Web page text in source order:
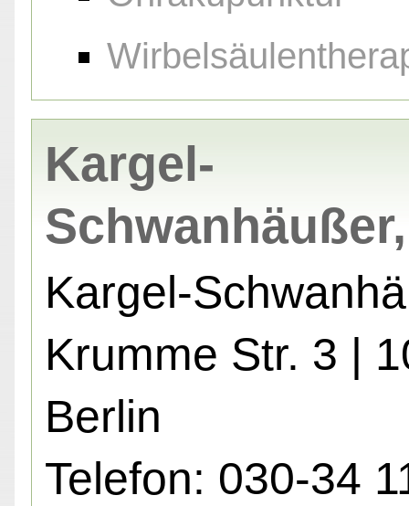
Kargel-
Schwanhäußer,
Kargel-
Krumme Str. 3 |
Berlin
Telefon: 030-34